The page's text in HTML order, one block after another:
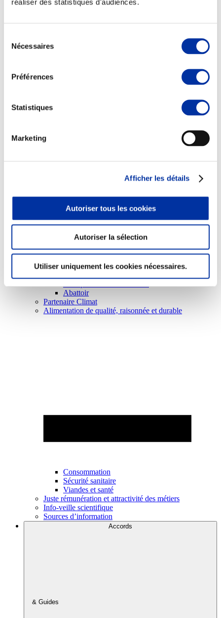
réaliser des statistiques d'audiences.
Nécessaires
Préférences
Statistiques
Marketing
Afficher les détails
Autoriser tous les cookies
Autoriser la sélection
Utiliser uniquement les cookies nécessaires.
Abattoir
Partenaire Climat
Alimentation de qualité, raisonnée et durable
Consommation
Sécurité sanitaire
Viandes et santé
Juste rémunération et attractivité des métiers
Info-veille scientifique
Sources d’information
Accords
& Guides